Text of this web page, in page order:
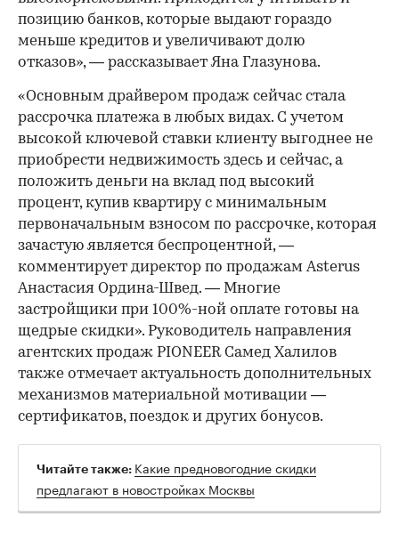
позицию банков, которые выдают гораздо
меньше кредитов и увеличивают долю
отказов», — рассказывает Яна Глазунова.
«Основным драйвером продаж сейчас стала
рассрочка платежа в любых видах. С учетом
высокой ключевой ставки клиенту выгоднее не
приобрести недвижимость здесь и сейчас, а
положить деньги на вклад под высокий
процент, купив квартиру с минимальным
первоначальным взносом по рассрочке, которая
зачастую является беспроцентной, —
комментирует директор по продажам Asterus
Анастасия Ордина-Швед. — Многие
застройщики при 100%-ной оплате готовы на
щедрые скидки». Руководитель направления
агентских продаж PIONEER Самед Халилов
также отмечает актуальность дополнительных
механизмов материальной мотивации —
сертификатов, поездок и других бонусов.
Читайте также: Какие предновогодние скидки
предлагают в новостройках Москвы